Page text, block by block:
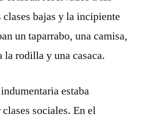
clases bajas y la incipiente
un taparrabo, una camisa,
la rodilla y una casaca.
estaba
sociales. En el